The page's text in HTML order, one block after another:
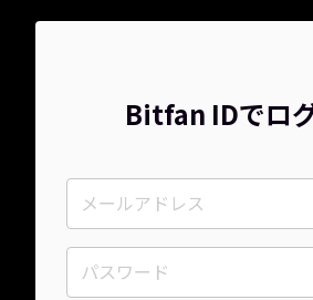
Bitfan IDでロ